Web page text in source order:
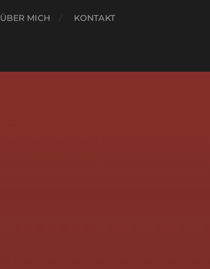
ÜBER MICH KONTAKT